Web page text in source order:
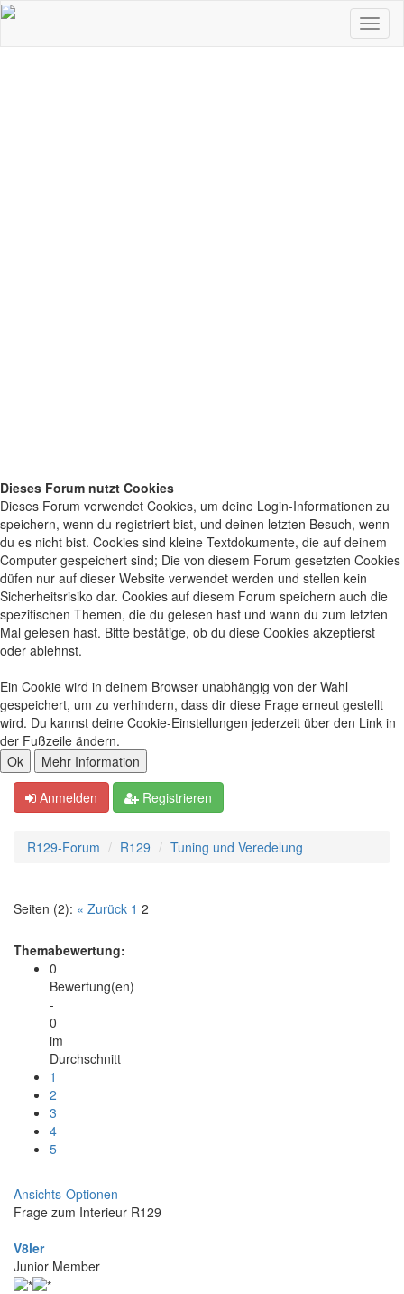
Dieses Forum nutzt Cookies
Dieses Forum verwendet Cookies, um deine Login-Informationen zu
speichern, wenn du registriert bist, und deinen letzten Besuch, wenn
du es nicht bist. Cookies sind kleine Textdokumente, die auf deinem
Computer gespeichert sind; Die von diesem Forum gesetzten Cookies
düfen nur auf dieser Website verwendet werden und stellen kein
Sicherheitsrisiko dar. Cookies auf diesem Forum speichern auch die
spezifischen Themen, die du gelesen hast und wann du zum letzten
Mal gelesen hast. Bitte bestätige, ob du diese Cookies akzeptierst
oder ablehnst.
Ein Cookie wird in deinem Browser unabhängig von der Wahl
gespeichert, um zu verhindern, dass dir diese Frage erneut gestellt
wird. Du kannst deine Cookie-Einstellungen jederzeit über den Link in
der Fußzeile ändern.
Anmelden Registrieren
R129-Forum R129 Tuning und Veredelung
Seiten (2): « Zurück 1 2
Themabewertung:
0
Bewertung(en)
-
0
im
Durchschnitt
1
2
3
4
5
Ansichts-Optionen
Frage zum Interieur R129
V8ler
Junior Member